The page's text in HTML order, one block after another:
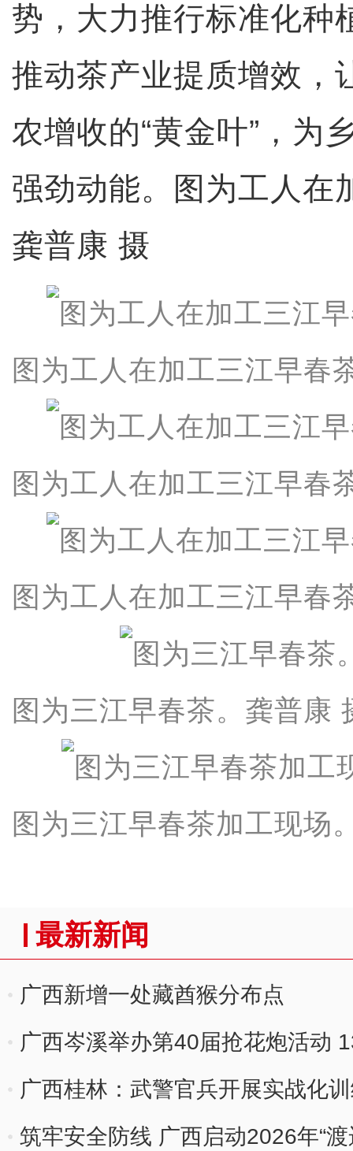
势，大力推行标准化种
推动茶产业提质增效，
农增收的“黄金叶”，为
强劲动能。图为工人在
龚普康 摄
图为工人在加工三江早春
图为工人在加工三江早春
图为工人在加工三江早春
图为三江早春茶。龚普康
图为三江早春茶加工现场
最新新闻
广西新增一处藏酋猴分布点
广西岑溪举办第40届抢花炮活动
广西桂林：武警官兵开展实战化
筑牢安全防线 广西启动2026年“